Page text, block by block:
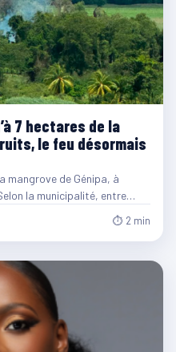
7 hectares de la
le feu désormais
mangrove de Génipa, à
la municipalité, entre…
⏱ 2 min